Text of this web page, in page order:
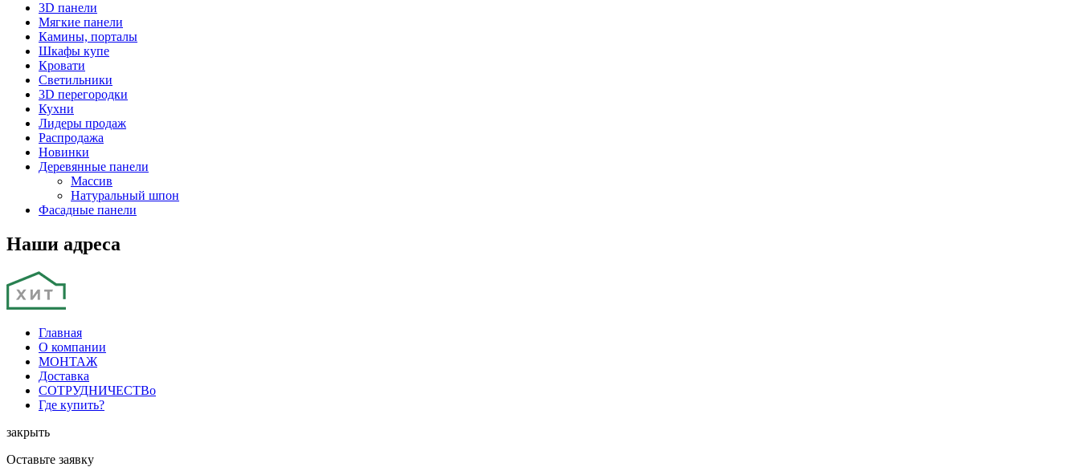
3D панели
Мягкие панели
Камины, порталы
Шкафы купе
Кровати
Светильники
3D перегородки
Кухни
Лидеры продаж
Распродажа
Новинки
Деревянные панели
Массив
Натуральный шпон
Фасадные панели
Наши адреса
Главная
О компании
МОНТАЖ
Доставка
СОТРУДНИЧЕСТВо
Где купить?
закрыть
Оставьте заявку